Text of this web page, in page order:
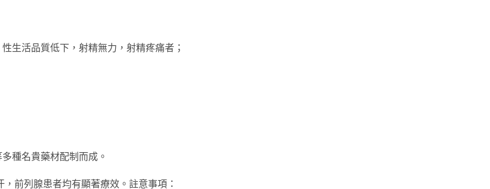
生活品質低下，射精無力，射精疼痛者；
種名貴藥材配制而成。
前列腺患者均有顯著療效。註意事項：